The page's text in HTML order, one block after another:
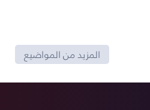
المزيد من المواضيع